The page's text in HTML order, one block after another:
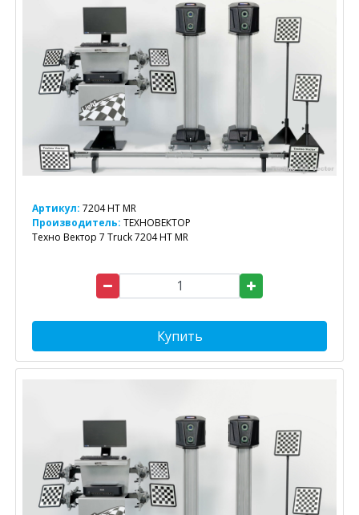
Артикул: 7204 HT MR
Производитель: ТЕХНОВЕКТОР
Техно Вектор 7 Truck 7204 HT MR
Купить